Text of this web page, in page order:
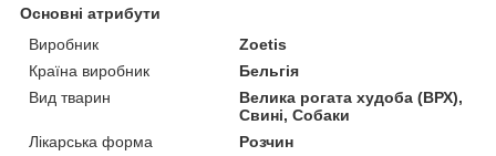
Основні атрибути
Виробник
Zoetis
Країна виробник
Бельгія
Вид тварин
Велика рогата худоба (ВРХ),
Свині, Собаки
Лікарська форма
Розчин